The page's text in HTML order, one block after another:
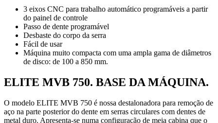
3 eixos CNC para trabalho automático programáveis a partir
do painel de controle
Passo de dente programável
Desbaste do corpo da serra
Fácil de usar
Máquina muito compacta com uma ampla gama de diâmetros
de disco: de 100 a 850 mm.
ELITE MVB 750. BASE DA MÁQUINA.
O modelo ELITE MVB 750 é nossa destalonadora para remoção de
aço na parte posterior do dente em serras circulares com dentes de
metal duro. Apresenta-se numa configuração de meia cabina que o